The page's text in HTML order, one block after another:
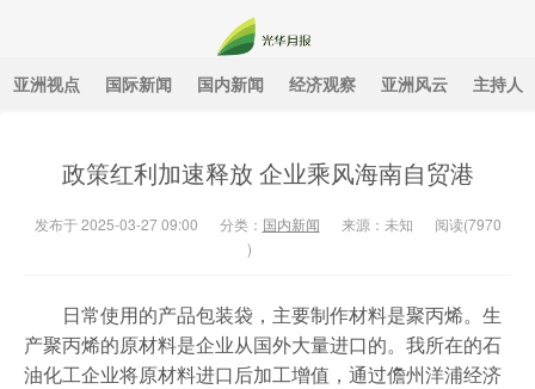
光华月报
亚洲视点 国际新闻 国内新闻 经济观察 亚洲风云 主持人
政策红利加速释放 企业乘风海南自贸港
发布于 2025-03-27 09:00 分类： 国内新闻 来源：未知 阅读(7970
)
日常使用的产品包装袋，主要制作材料是聚丙烯。生
产聚丙烯的原材料是企业从国外大量进口的。我所在的石
油化工企业将原材料进口后加工增值，通过儋州洋浦经济